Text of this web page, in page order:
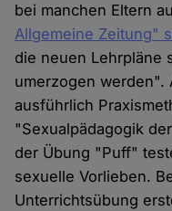
bei manchen Eltern
Allgemeine Zeitung"
die neuen Lehrpläne
umerzogen werden".
ausführlich
"Sexualpädagogik
der Übung "Puff"
sexuelle Vorlieben.
Unterrichtsübung